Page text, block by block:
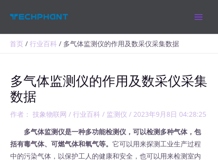
首页 行业百科 多气体监测仪的作用及数采仪采集数据
多气体监测仪的作用及数采仪采集
数据
作者： 技象物联网/行业百科 / 监测仪 /2023年9月8日 04:28:25
多气体监测仪是一种多功能检测仪，可以检测多种气体，包
括有毒气体、可燃气体和氧气等。它可以用来探测工业生产过程
中的污染气体，以保护工人的健康和安全，也可以用来检测室内